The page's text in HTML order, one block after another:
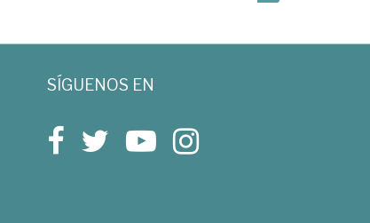
SÍGUENOS EN